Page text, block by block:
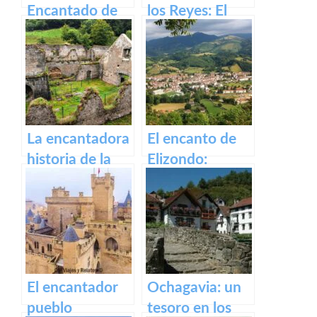
Encantado de
Irati
los Reyes: El
Castillo de Olite
La encantadora
historia de la
antigua fábrica
de Orbaizeta
El encanto de
Elizondo:
Descubre la
belleza de este
pueblo.
El encantador
pueblo
Ochagavia: un
tesoro en los